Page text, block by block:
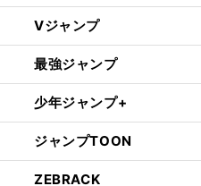
Vジャンプ
最強ジャンプ
少年ジャンプ+
ジャンプTOON
ZEBRACK